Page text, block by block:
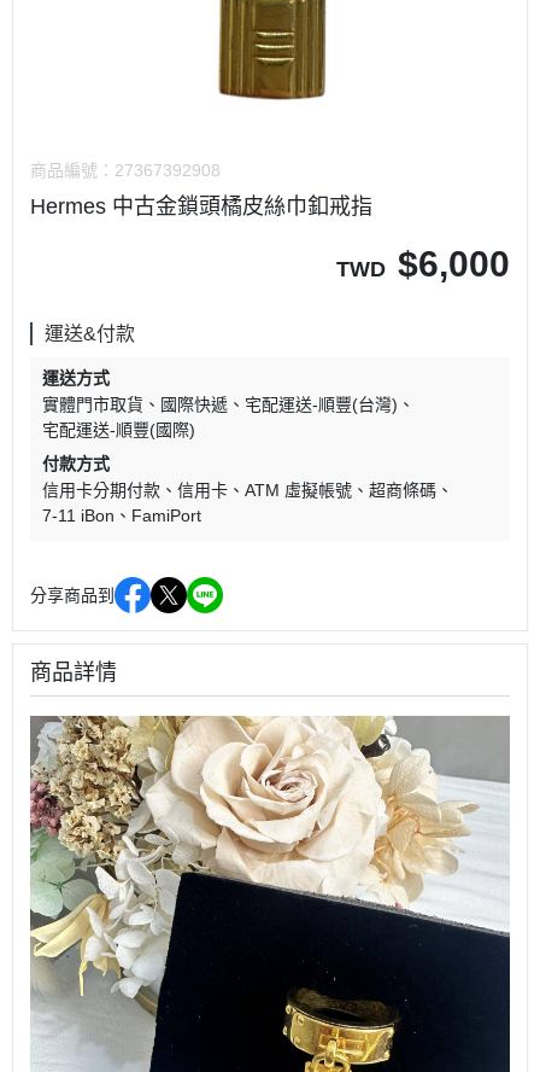
商品編號： 27367392908
Hermes 中古金鎖頭橘皮絲巾釦戒指
TWD $6,000
運送&付款
運送方式
實體門市取貨
國際快遞
宅配運送-順豐(台灣)
宅配運送-順豐(國際)
付款方式
信用卡分期付款
信用卡 ATM 虛擬帳號
超商條碼
7-11 iBon
FamiPort
分享商品到
商品詳情